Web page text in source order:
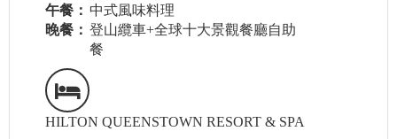
午餐： 中式風味料理
晚餐： 登山纜車+全球十大景觀餐廳自助
餐
HILTON QUEENSTOWN RESORT & SPA